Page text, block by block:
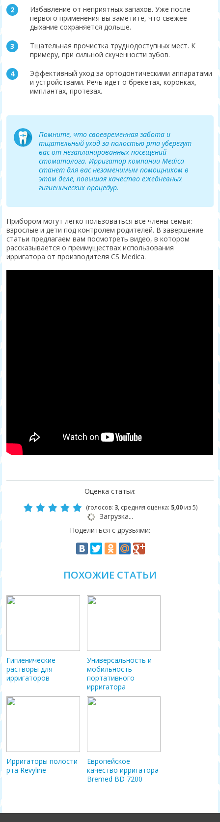
Избавление от неприятных запахов. Уже после
первого применения вы заметите, что свежее
дыхание сохраняется дольше.
Тщательная прочистка труднодоступных мест. К
примеру, при сильной скученности зубов.
Эффективный уход за ортодонтическими аппаратами
и устройствами. Речь идет о брекетах, коронках,
имплантах, протезах.
Помните, что своевременная забота и
тщательный уход за полостью рта уберегут
вас от незапланированных посещений
стоматолога. Ирригатор компании Medica
станет для вас незаменимым помощником в
этом деле, повышая качество ежедневных
гигиенических процедур.
Прибором могут легко пользоваться все члены семьи:
взрослые и дети под контролем родителей. В завершение
статьи предлагаем вам посмотреть видео, в котором
рассказывается о преимуществах использования
ирригатора от производителя CS Medica.
Оценка статьи:
(голосов: 3, средняя оценка: 5,00из 5)
Загрузка...
Поделиться с друзьями:
ПОХОЖИЕ СТАТЬИ
Гигиенические
растворы для
ирригаторов
Универсальность и
мобильность
портативного
ирригатора
Ирригаторы полости
рта Revyline
Европейское
качество ирригатора
Bremed BD 7200